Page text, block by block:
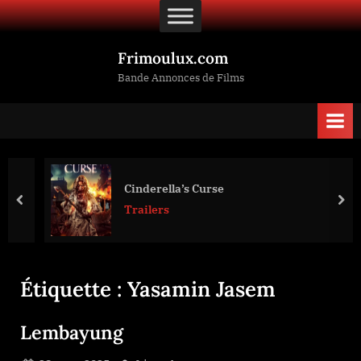
Skip
to
Frimoulux.com
Bande Annonces de Films
Cinderella’s Curse
Trailers
prev
Étiquette : Yasamin Jasem
Lembayung